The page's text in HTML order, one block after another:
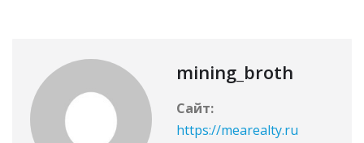
mining_broth
Сайт:
https://mearealty.ru